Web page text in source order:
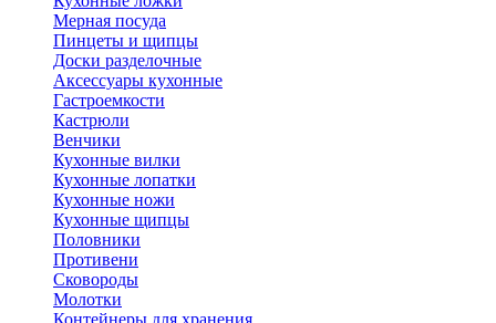
Мерная посуда
Пинцеты и щипцы
Доски разделочные
Аксессуары кухонные
Гастроемкости
Кастрюли
Венчики
Кухонные вилки
Кухонные лопатки
Кухонные ножи
Кухонные щипцы
Половники
Противени
Сковороды
Молотки
Контейнеры для хранения